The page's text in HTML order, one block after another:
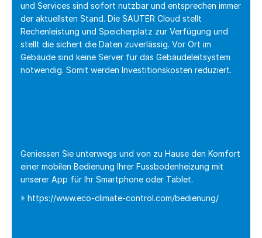
und Services sind sofort nutzbar und entsprechen immer
der aktuellsten Stand. Die SAUTER Cloud stellt
Rechenleistung und Speicherplatz zur Verfügung und
stellt die sichert die Daten zuverlässig. Vor Ort im
Gebäude sind keine Server für das Gebäudeleitsystem
notwendig. Somit werden Investitionskosten reduziert.
Geniessen Sie unterwegs und von zu Hause den Komfort
einer mobilen Bedienung Ihrer Fussbodenheizung mit
unserer App für Ihr Smartphone oder Tablet.
https://www.eco-climate-control.com/bedienung/